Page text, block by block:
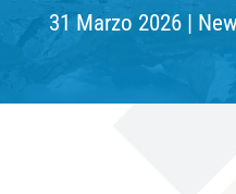
31 Marzo 2026